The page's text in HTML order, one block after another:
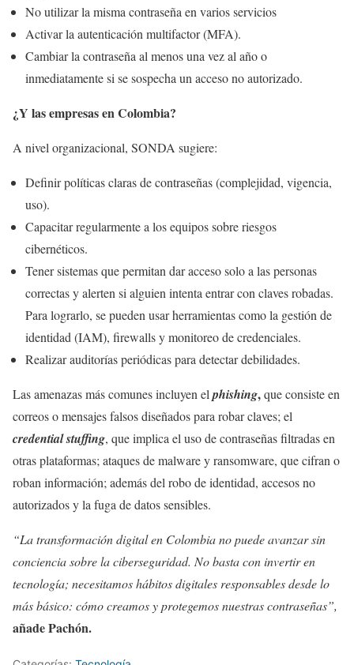
No utilizar la misma contraseña en varios servicios
Activar la autenticación multifactor (MFA).
Cambiar la contraseña al menos una vez al año o
inmediatamente si se sospecha un acceso no autorizado.
¿Y las empresas en Colombia?
A nivel organizacional, SONDA sugiere:
Definir políticas claras de contraseñas (complejidad, vigencia,
uso).
Capacitar regularmente a los equipos sobre riesgos
cibernéticos.
Tener sistemas que permitan dar acceso solo a las personas
correctas y alerten si alguien intenta entrar con claves robadas.
Para lograrlo, se pueden usar herramientas como la gestión de
identidad (IAM), firewalls y monitoreo de credenciales.
Realizar auditorías periódicas para detectar debilidades.
Las amenazas más comunes incluyen el phishing,que consiste en
correos o mensajes falsos diseñados para robar claves; el
credential stuffing, que implica el uso de contraseñas filtradas en
otras plataformas; ataques de malware y ransomware, que cifran o
roban información; además del robo de identidad, accesos no
autorizados y la fuga de datos sensibles.
“La transformación digital en Colombia no puede avanzar sin
conciencia sobre la ciberseguridad. No basta con invertir en
tecnología; necesitamos hábitos digitales responsables desde lo
más básico: cómo creamos y protegemos nuestras contraseñas”,
añade Pachón.